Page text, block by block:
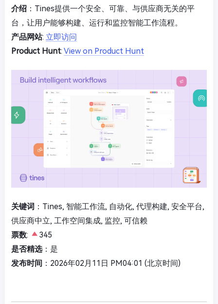
介绍 ：Tines提供一个安全、可靠、与供应商无关的平
台，让用户能够构建、运行和监控智能工作流程。
产品网站: 立即访问
Product Hunt: View on Product Hunt
关键词 ：Tines, 智能工作流, 自动化, 代理构建, 安全平台,
供应商中立, 工作空间集成, 监控, 可信赖
票数:
345
是否精选：是
发布时间 ：2026年02月11日 PM04:01 (北京时间)